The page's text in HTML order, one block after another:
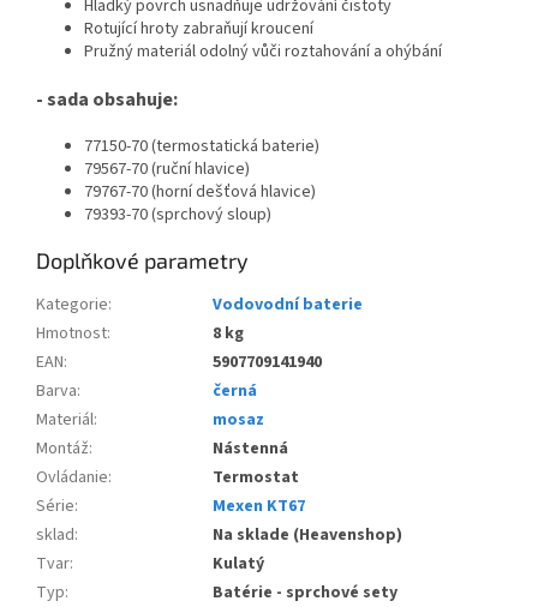
Hladký povrch usnadňuje udržování čistoty
Rotující hroty zabraňují kroucení
Pružný materiál odolný vůči roztahování a ohýbání
- sada obsahuje:
77150-70 (termostatická baterie)
79567-70 (ruční hlavice)
79767-70 (horní dešťová hlavice)
79393-70 (sprchový sloup)
Doplňkové parametry
Kategorie:
Vodovodní baterie
Hmotnost:
8 kg
EAN:
5907709141940
Barva:
černá
Materiál:
mosaz
Montáž:
Nástenná
Ovládanie:
Termostat
Série:
Mexen KT67
sklad:
Na sklade (Heavenshop)
Tvar:
Kulatý
Typ:
Batérie - sprchové sety